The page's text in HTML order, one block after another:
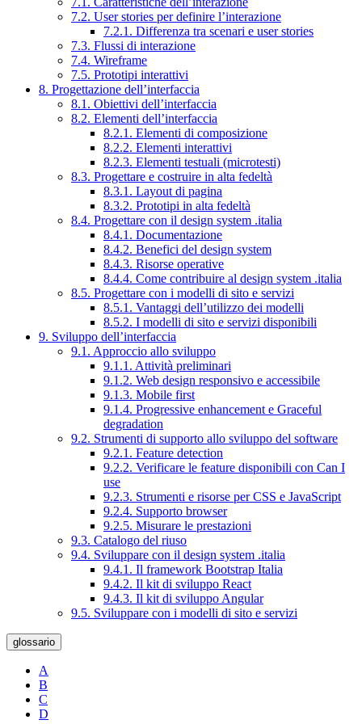
7.2. User stories per definire l’interazione
7.2.1. Differenza tra scenari e user stories
7.3. Flussi di interazione
7.4. Wireframe
7.5. Prototipi interattivi
8. Progettazione dell’interfaccia
8.1. Obiettivi dell’interfaccia
8.2. Elementi dell’interfaccia
8.2.1. Elementi di composizione
8.2.2. Elementi interattivi
8.2.3. Elementi testuali (microtesti)
8.3. Progettare e costruire in alta fedeltà
8.3.1. Layout di pagina
8.3.2. Prototipi in alta fedeltà
8.4. Progettare con il design system .italia
8.4.1. Documentazione
8.4.2. Benefici del design system
8.4.3. Risorse operative
8.4.4. Come contribuire al design system .italia
8.5. Progettare con i modelli di sito e servizi
8.5.1. Vantaggi dell’utilizzo dei modelli
8.5.2. I modelli di sito e servizi disponibili
9. Sviluppo dell’interfaccia
9.1. Approccio allo sviluppo
9.1.1. Attività preliminari
9.1.2. Web design responsivo e accessibile
9.1.3. Mobile first
9.1.4. Progressive enhancement e Graceful
degradation
9.2. Strumenti di supporto allo sviluppo del software
9.2.1. Feature detection
9.2.2. Verificare le feature disponibili con Can I
use
9.2.3. Strumenti e risorse per CSS e JavaScript
9.2.4. Supporto browser
9.2.5. Misurare le prestazioni
9.3. Catalogo del riuso
9.4. Sviluppare con il design system .italia
9.4.1. Il framework Bootstrap Italia
9.4.2. Il kit di sviluppo React
9.4.3. Il kit di sviluppo Angular
9.5. Sviluppare con i modelli di sito e servizi
glossario
A
B
C
D